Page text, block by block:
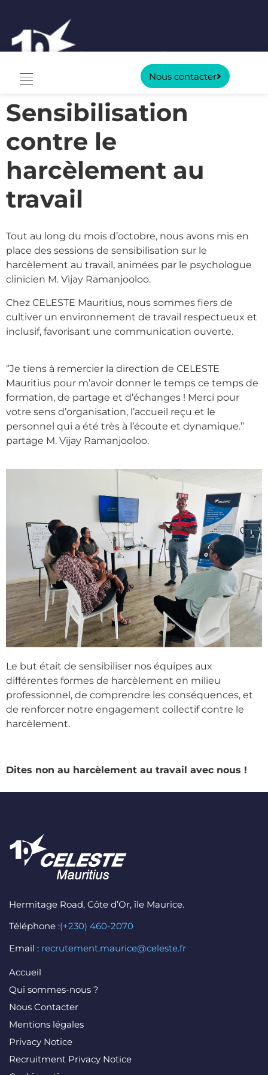
Nous contacter
Sensibilisation
contre le
harcèlement au
travail
Tout au long du mois d’octobre, nous avons mis en
place des sessions de sensibilisation sur le
harcèlement au travail, animées par le psychologue
clinicien M. Vijay Ramanjooloo.
Chez CELESTE Mauritius, nous sommes fiers de
cultiver un environnement de travail respectueux et
inclusif, favorisant une communication ouverte.
‘’Je tiens à remercier la direction de CELESTE
Mauritius pour m’avoir donner le temps ce temps de
formation, de partage et d’échanges ! Merci pour
votre sens d’organisation, l’accueil reçu et le
personnel qui a été très à l’écoute et dynamique.’’
partage M. Vijay Ramanjooloo.
Le but était de sensibiliser nos équipes aux
différentes formes de harcèlement en milieu
professionnel, de comprendre les conséquences, et
de renforcer notre engagement collectif contre le
harcèlement.
Dites non au harcèlement au travail avec nous !
Hermitage Road, Côte d’Or, île Maurice.
Téléphone :(+230) 460-2070
Email : recrutement.maurice@celeste.fr
Accueil
Qui sommes-nous ?
Nous Contacter
Mentions légales
Privacy Notice
Recruitment Privacy Notice